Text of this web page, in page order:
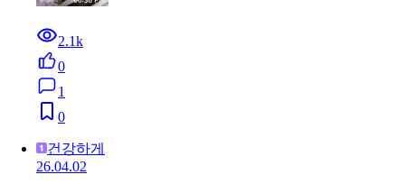
2.1k
0
1
0
건강하게
26.04.02